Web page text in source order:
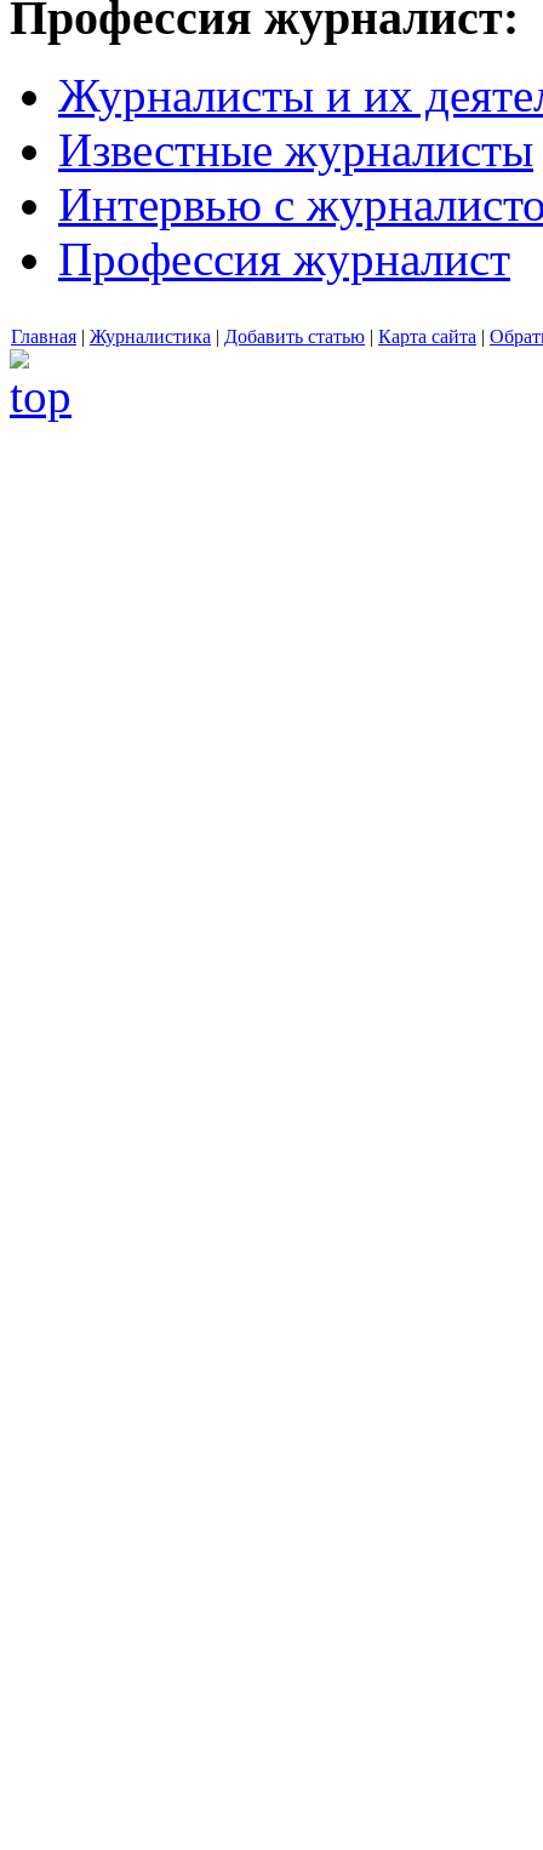
Профессия журналист:
Журналисты и их
Известные журналисты
Интервью с
Профессия журналист
Главная | Журналистика | Добавить статью | Карта сайта |